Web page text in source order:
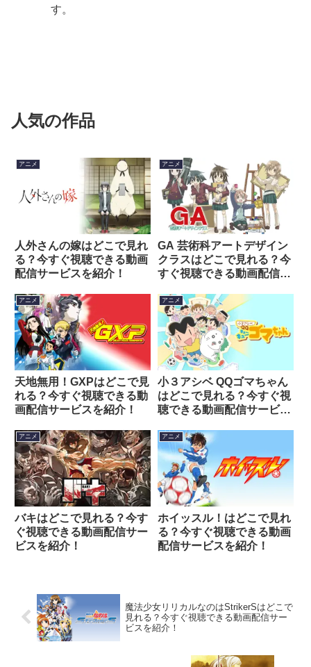
す。
人気の作品
アニメ
人外さんの嫁はどこで見れ
る？今すぐ視聴できる動画
配信サービスを紹介！
アニメ
GA 芸術科アートデザイン
クラスはどこで見れる？今
すぐ視聴できる動画配信サ
アニメ
天地無用！GXPはどこで見
れる？今すぐ視聴できる動
画配信サービスを紹介！
アニメ
小３アシベ QQゴマちゃん
はどこで見れる？今すぐ視
聴できる動画配信サービス
アニメ
バキはどこで見れる？今す
ぐ視聴できる動画配信サー
ビスを紹介！
アニメ
ホイッスル！はどこで見れ
る？今すぐ視聴できる動画
配信サービスを紹介！
魔法少女リリカルなのはStrikerSはどこで
見れる？今すぐ視聴できる動画配信サー
ビスを紹介！